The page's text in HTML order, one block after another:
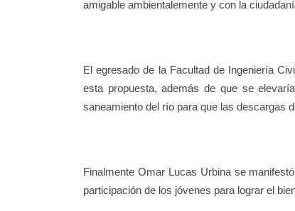
amigable ambientalemente y con la
El egresado de la Facultad de Ingeniería
esta propuesta, además de que se
saneamiento del río para que las descargas
Finalmente Omar Lucas Urbina se
participación de los jóvenes para lograr el